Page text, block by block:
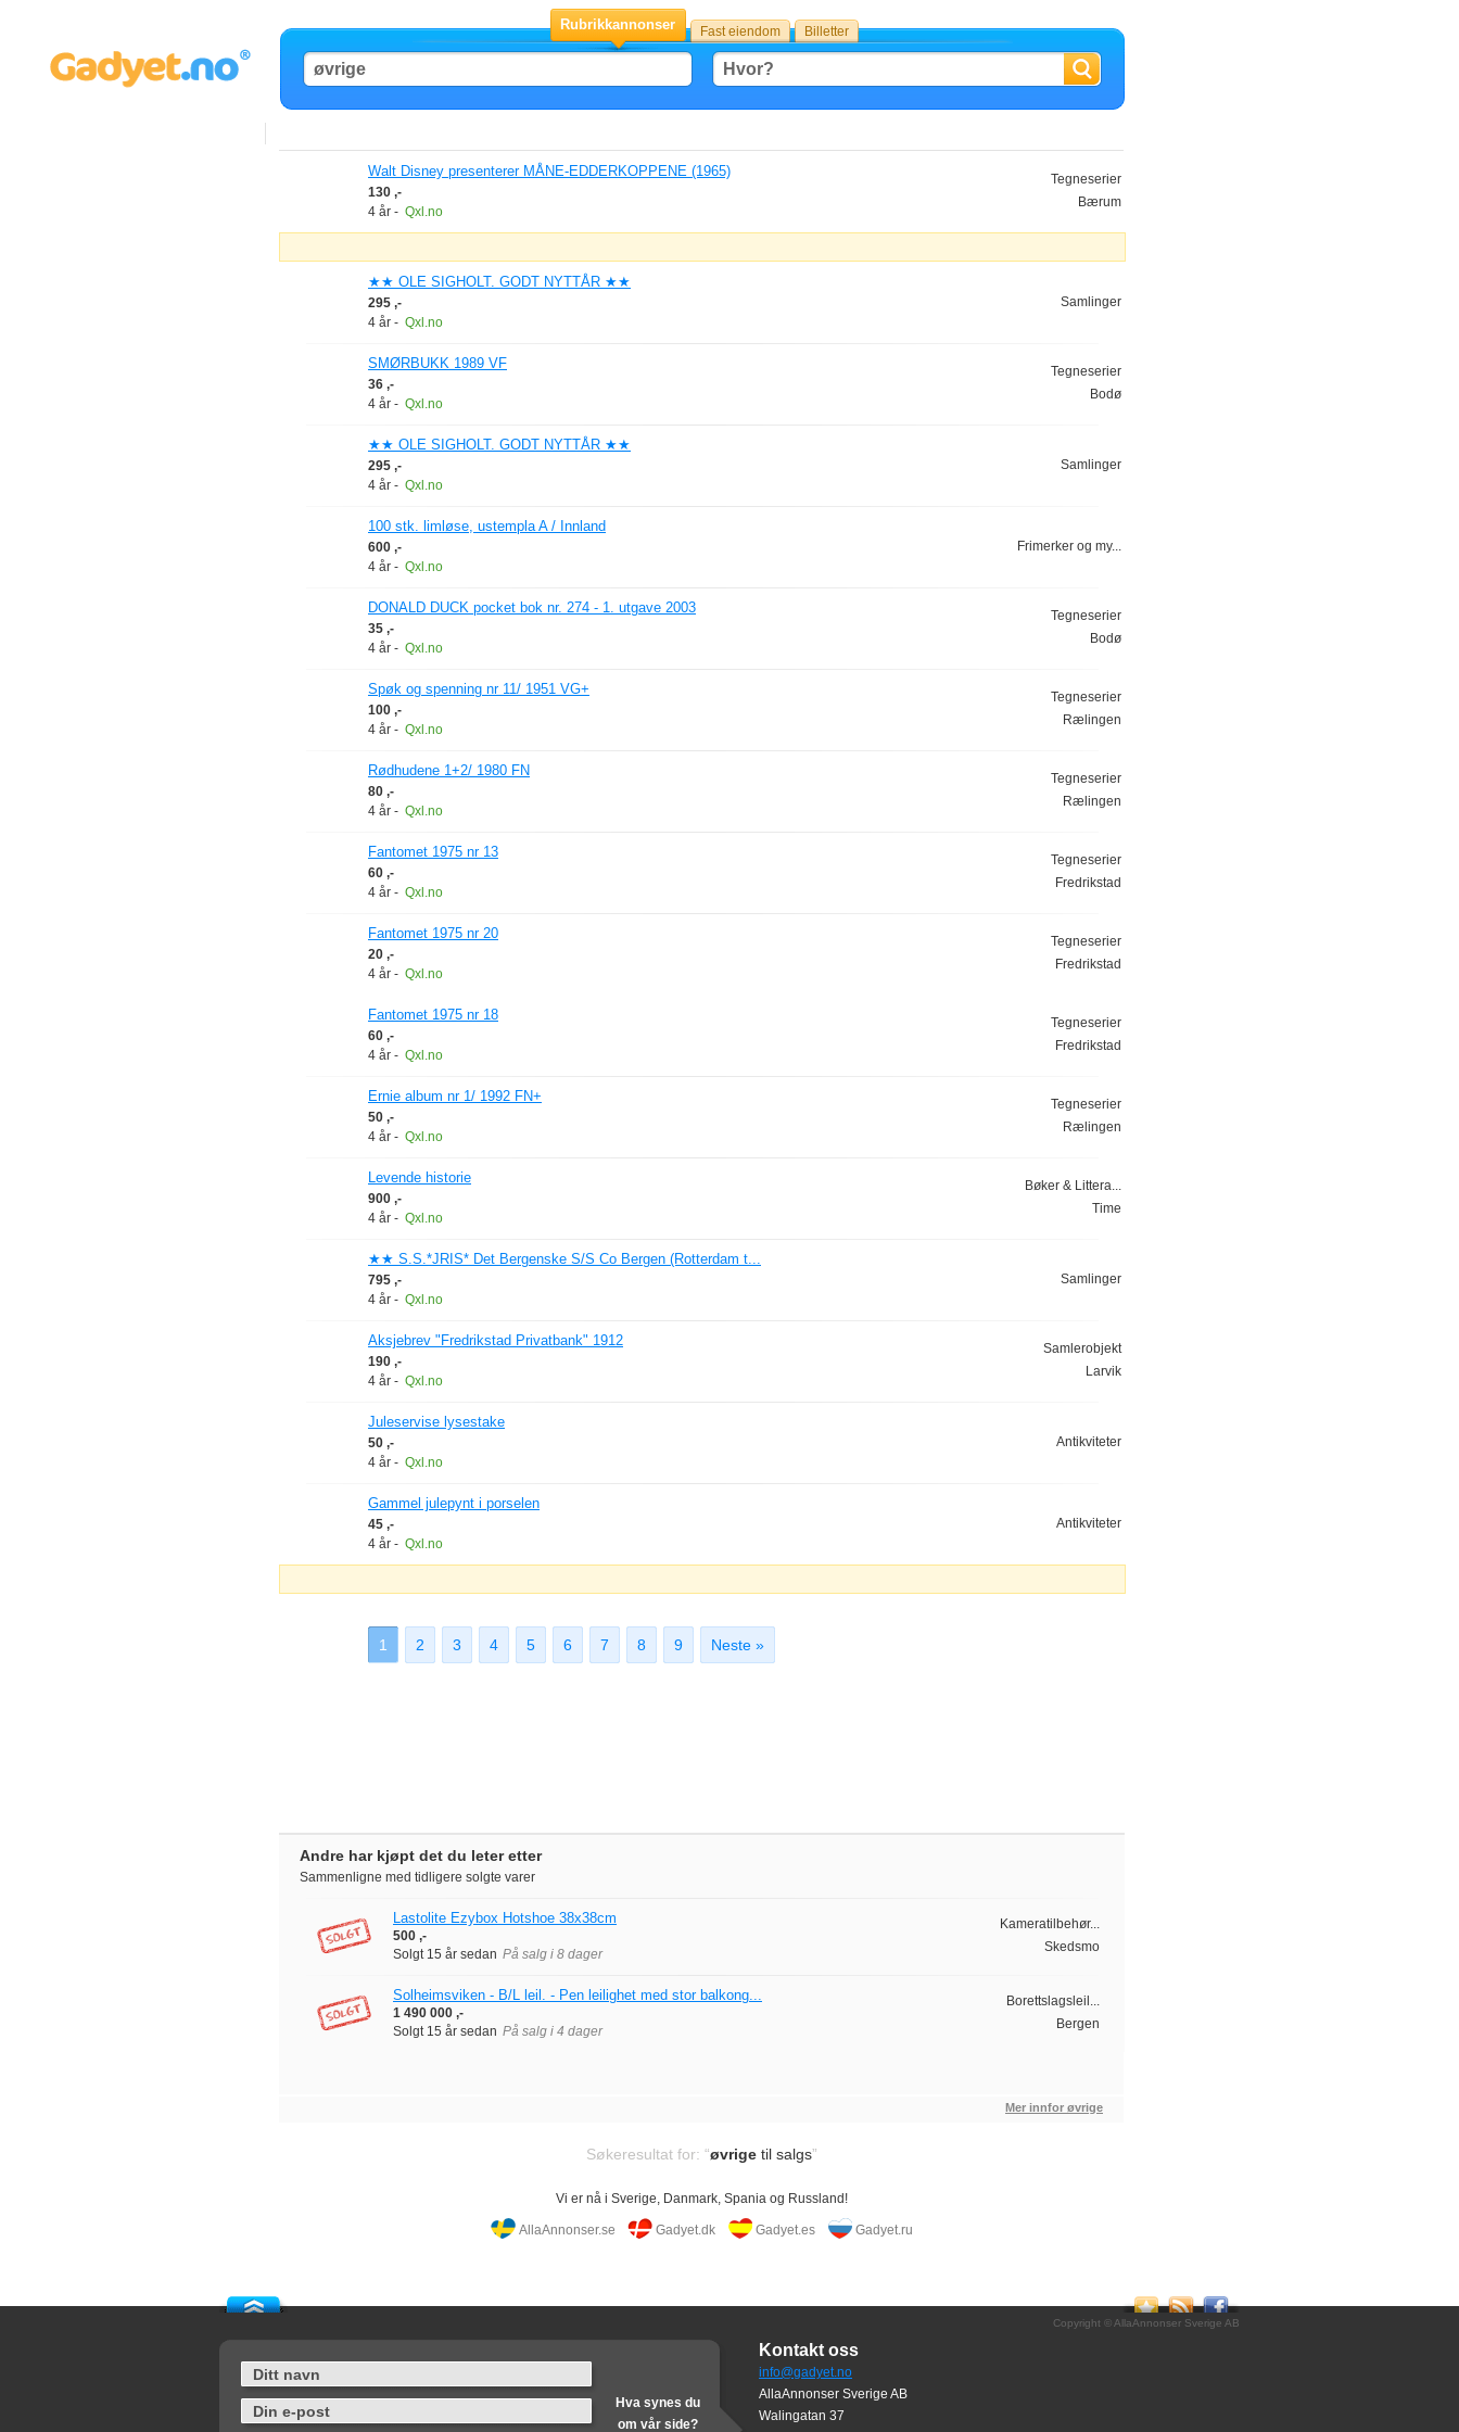
Søkeresultat for: “øvrigetil salgs”
Andre har kjøpt det du leter etter
Sammenligne med tidligere solgte varer
Lastolite Ezybox Hotshoe 38x38cm
500 ,-
Solgt 15 år sedan På salg i 8 dager
Kameratilbehør...
Skedsmo
Solheimsviken - B/L leil. - Pen leilighet med stor balkong...
1 490 000 ,-
Solgt 15 år sedan På salg i 4 dager
Borettslagsleil...
Bergen
Mer innfor øvrige
Walt Disney presenterer MÅNE-EDDERKOPPENE (1965)
130 ,-
4 år - Qxl.no
Tegneserier
Bærum
★★ OLE SIGHOLT. GODT NYTTÅR ★★
295 ,-
4 år - Qxl.no
Samlinger
SMØRBUKK 1989 VF
36 ,-
4 år - Qxl.no
Tegneserier
Bodø
★★ OLE SIGHOLT. GODT NYTTÅR ★★
295 ,-
4 år - Qxl.no
Samlinger
100 stk. limløse, ustempla A / Innland
600 ,-
4 år - Qxl.no
Frimerker og my...
DONALD DUCK pocket bok nr. 274 - 1. utgave 2003
35 ,-
4 år - Qxl.no
Tegneserier
Bodø
Spøk og spenning nr 11/ 1951 VG+
100 ,-
4 år - Qxl.no
Tegneserier
Rælingen
Rødhudene 1+2/ 1980 FN
80 ,-
4 år - Qxl.no
Tegneserier
Rælingen
Fantomet 1975 nr 13
60 ,-
4 år - Qxl.no
Tegneserier
Fredrikstad
Fantomet 1975 nr 20
20 ,-
4 år - Qxl.no
Tegneserier
Fredrikstad
Fantomet 1975 nr 18
60 ,-
4 år - Qxl.no
Tegneserier
Fredrikstad
Ernie album nr 1/ 1992 FN+
50 ,-
4 år - Qxl.no
Tegneserier
Rælingen
Levende historie
900 ,-
4 år - Qxl.no
Bøker & Littera...
Time
★★ S.S.*JRIS* Det Bergenske S/S Co Bergen (Rotterdam t...
795 ,-
4 år - Qxl.no
Samlinger
Aksjebrev "Fredrikstad Privatbank" 1912
190 ,-
4 år - Qxl.no
Samlerobjekt
Larvik
Juleservise lysestake
50 ,-
4 år - Qxl.no
Antikviteter
Gammel julepynt i porselen
45 ,-
4 år - Qxl.no
Antikviteter
1 2 3 4 5 6 7 8 9 Neste »
Vi er nå i Sverige, Danmark, Spania og Russland!
AllaAnnonser.se Gadyet.dk Gadyet.es Gadyet.ru
Rubrikkannonser Fast eiendom Billetter
Copyright © AllaAnnonser Sverige AB
Hva synes du
om vår side?
Kontakt oss
info@gadyet.no
AllaAnnonser Sverige AB
Walingatan 37